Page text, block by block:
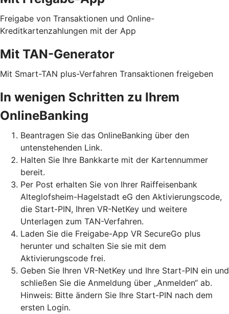
Freigabe von Transaktionen und Online-
Kreditkartenzahlungen mit der App
Mit TAN-Generator
Mit Smart-TAN plus-Verfahren Transaktionen freigeben
In wenigen Schritten zu Ihrem
OnlineBanking
Beantragen Sie das OnlineBanking über den
untenstehenden Link.
Halten Sie Ihre Bankkarte mit der Kartennummer
bereit.
Per Post erhalten Sie von Ihrer Raiffeisenbank
Alteglofsheim-Hagelstadt eG den Aktivierungscode,
die Start-PIN, Ihren VR-NetKey und weitere
Unterlagen zum TAN-Verfahren.
Laden Sie die Freigabe-App VR SecureGo plus
herunter und schalten Sie sie mit dem
Aktivierungscode frei.
Geben Sie Ihren VR-NetKey und Ihre Start-PIN ein und
schließen Sie die Anmeldung über „Anmelden“ ab.
Hinweis: Bitte ändern Sie Ihre Start-PIN nach dem
ersten Login.